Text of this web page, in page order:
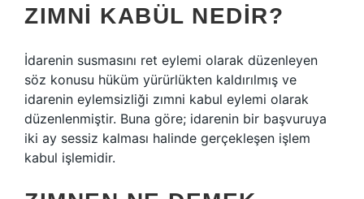
ZIMNI KABÜL NEDIR?
İdarenin susmasını ret eylemi olarak düzenleyen
söz konusu hüküm yürürlükten kaldırılmış ve
idarenin eylemsizliği zımni kabul eylemi olarak
düzenlenmiştir. Buna göre; idarenin bir başvuruya
iki ay sessiz kalması halinde gerçekleşen işlem
kabul işlemidir.